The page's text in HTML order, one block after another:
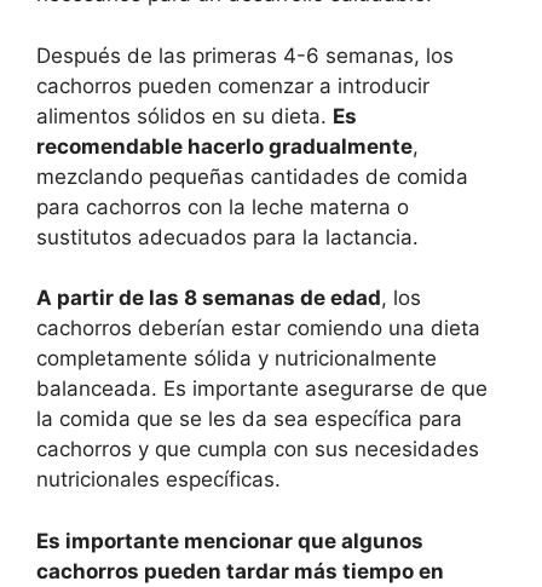
Después de las primeras 4-6 semanas, los
cachorros pueden comenzar a introducir
alimentos sólidos en su dieta. Es
recomendable hacerlo gradualmente,
mezclando pequeñas cantidades de comida
para cachorros con la leche materna o
sustitutos adecuados para la lactancia.
A partir de las 8 semanas de edad, los
cachorros deberían estar comiendo una dieta
completamente sólida y nutricionalmente
balanceada. Es importante asegurarse de que
la comida que se les da sea específica para
cachorros y que cumpla con sus necesidades
nutricionales específicas.
Es importante mencionar que algunos
cachorros pueden tardar más tiempo en